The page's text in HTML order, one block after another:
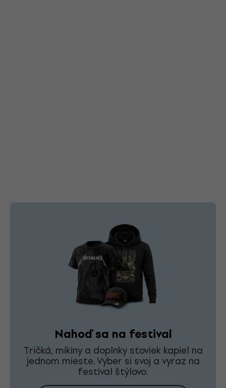
Nahoď sa na festival
Tričká, mikiny a doplnky stoviek kapiel na
jednom mieste. Vyber si svoj a vyraz na
festival štýlovo.